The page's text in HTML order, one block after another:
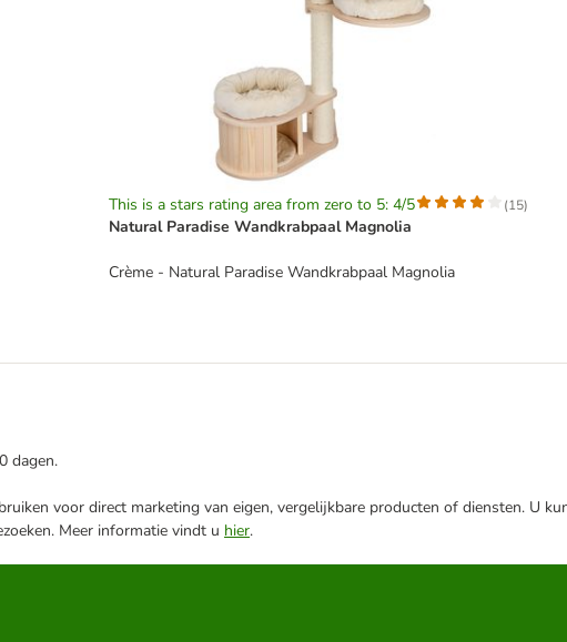
This is a stars rating area from zero to 5: 4/5 (15)
Natural Paradise Wandkrabpaal Magnolia
Crème - Natural Paradise Wandkrabpaal Magnolia
dagen.
voor direct marketing van eigen, vergelijkbare producten of diensten. U
Meer informatie vindt u hier.